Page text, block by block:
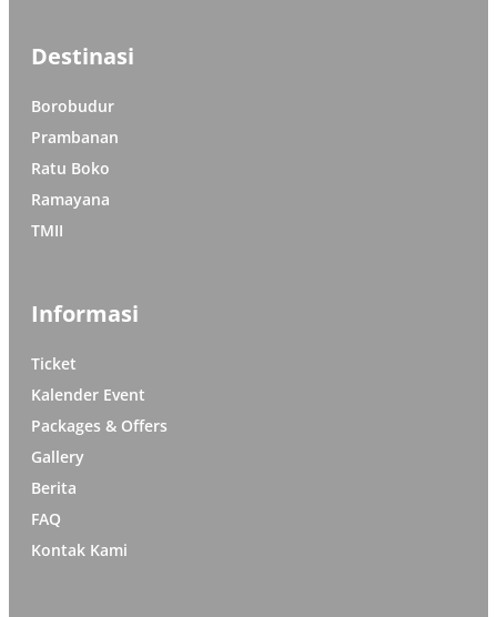
Destinasi
Borobudur
Prambanan
Ratu Boko
Ramayana
TMII
Informasi
Ticket
Kalender Event
Packages & Offers
Gallery
Berita
FAQ
Kontak Kami